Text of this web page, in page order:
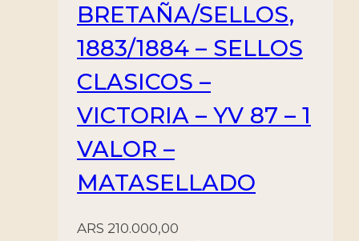
MATASELLADO
BRETAÑA/SELLOS,
1883/1884 – SELLOS
CLASICOS –
VICTORIA – YV 87 – 1
VALOR –
MATASELLADO
ARS 210.000,00